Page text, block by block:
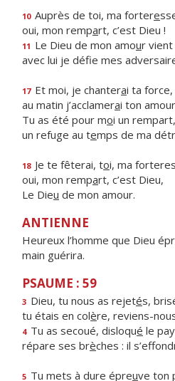
10 Auprès de toi, ma fortere
oui, mon rempart, c’est Dieu !
11 Le Dieu de mon amour vient
avec lui je défe mes
17 Et moi, je chanterai ta force,
au matin j’acclamerai ton
Tu as été pour moi un rempart,
un refuge au temps de ma
18 Je te fêterai, toi, ma
oui, mon rempart, c’est Dieu,
Le Dieu de mon amour.
ANTIENNE
Heureux l’homme que Dieu
main guérira.
PSAUME : 59
3 Dieu, tu nous as rejetés,
tu étais en colère, reviens-
4 Tu as secoué, disloqué le
répare ses brèches : il
5 Tu mets à dure épreuve ton